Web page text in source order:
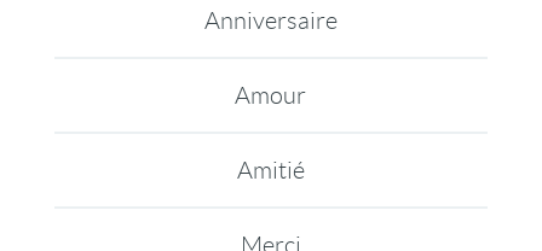
Anniversaire
Amour
Amitié
Merci